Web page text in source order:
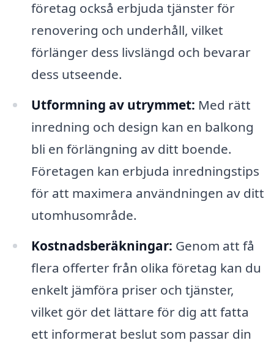
företag också erbjuda tjänster för
renovering och underhåll, vilket
förlänger dess livslängd och bevarar
dess utseende.
Utformning av utrymmet: Med rätt
inredning och design kan en balkong
bli en förlängning av ditt boende.
Företagen kan erbjuda inredningstips
för att maximera användningen av ditt
utomhusområde.
Kostnadsberäkningar: Genom att få
flera offerter från olika företag kan du
enkelt jämföra priser och tjänster,
vilket gör det lättare för dig att fatta
ett informerat beslut som passar din